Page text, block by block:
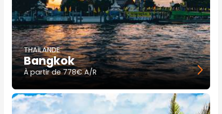
THAÏLANDE
Bangkok
À partir de778€ A/R
Image
principale